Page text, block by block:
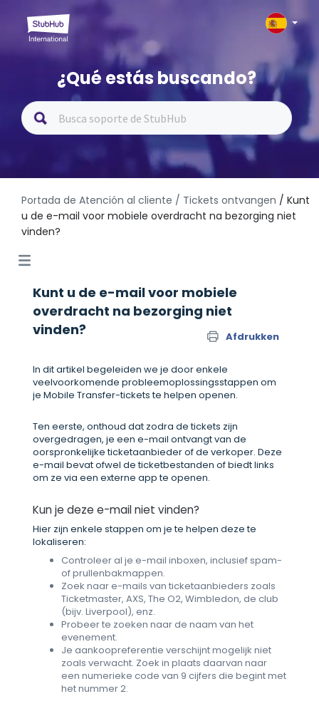
¿Qué estás buscando?
Portada de Atención al cliente / Tickets ontvangen / Kunt
u de e-mail voor mobiele overdracht na bezorging niet
vinden?
Kunt u de e-mail voor mobiele
overdracht na bezorging niet
vinden?
Afdrukken
In dit artikel begeleiden we je door enkele
veelvoorkomende probleemoplossingsstappen om
je Mobile Transfer-tickets te helpen openen.
Ten eerste, onthoud dat zodra de tickets zijn
overgedragen, je een e-mail ontvangt van de
oorspronkelijke ticketaanbieder of de verkoper. Deze
e-mail bevat ofwel de ticketbestanden of biedt links
om ze via een externe app te openen.
Kun je deze e-mail niet vinden?
Hier zijn enkele stappen om je te helpen deze te
lokaliseren:
Controleer al je e-mail inboxen, inclusief spam-
of prullenbakmappen.
Zoek naar e-mails van ticketaanbieders zoals
Ticketmaster, AXS, The O2, Wimbledon, de club
(bijv. Liverpool), enz.
Probeer te zoeken naar de naam van het
evenement.
Je aankoopreferentie verschijnt mogelijk niet
zoals verwacht. Zoek in plaats daarvan naar
een numerieke code van 9 cijfers die begint met
het nummer 2.